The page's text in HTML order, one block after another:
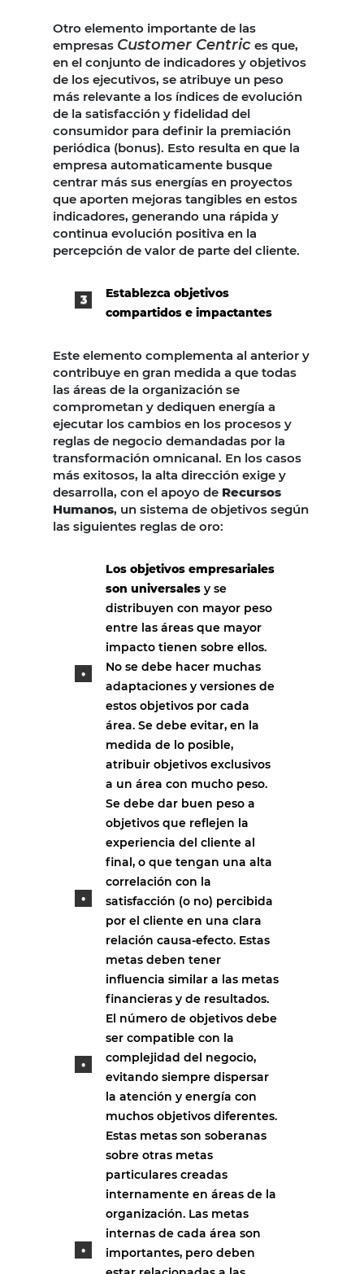
Otro elemento importante de las
empresas Customer Centric es que,
en el conjunto de indicadores y objetivos
de los ejecutivos, se atribuye un peso
más relevante a los índices de evolución
de la satisfacción y fidelidad del
consumidor para definir la premiación
periódica (bonus). Esto resulta en que la
empresa automaticamente busque
centrar más sus energías en proyectos
que aporten mejoras tangibles en estos
indicadores, generando una rápida y
continua evolución positiva en la
percepción de valor de parte del cliente.
Establezca objetivos
compartidos e impactantes
Este elemento complementa al anterior y
contribuye en gran medida a que todas
las áreas de la organización se
comprometan y dediquen energía a
ejecutar los cambios en los procesos y
reglas de negocio demandadas por la
transformación omnicanal. En los casos
más exitosos, la alta dirección exige y
desarrolla, con el apoyo de Recursos
Humanos, un sistema de objetivos según
las siguientes reglas de oro:
Los objetivos empresariales
son universales y se
distribuyen con mayor peso
entre las áreas que mayor
impacto tienen sobre ellos.
No se debe hacer muchas
adaptaciones y versiones de
estos objetivos por cada
área. Se debe evitar, en la
medida de lo posible,
atribuir objetivos exclusivos
a un área con mucho peso.
Se debe dar buen peso a
objetivos que reflejen la
experiencia del cliente al
final, o que tengan una alta
correlación con la
satisfacción (o no) percibida
por el cliente en una clara
relación causa-efecto. Estas
metas deben tener
influencia similar a las metas
financieras y de resultados.
El número de objetivos debe
ser compatible con la
complejidad del negocio,
evitando siempre dispersar
la atención y energía con
muchos objetivos diferentes.
Estas metas son soberanas
sobre otras metas
particulares creadas
internamente en áreas de la
organización. Las metas
internas de cada área son
importantes, pero deben